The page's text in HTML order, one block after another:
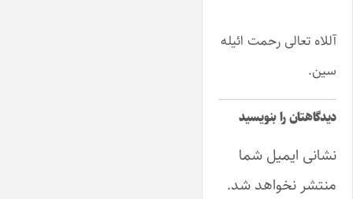
آللاه تعالی رحمت ائیله
سین.
دیدگاهتان را بنویسید
نشانی ایمیل شما
منتشر نخواهد شد.